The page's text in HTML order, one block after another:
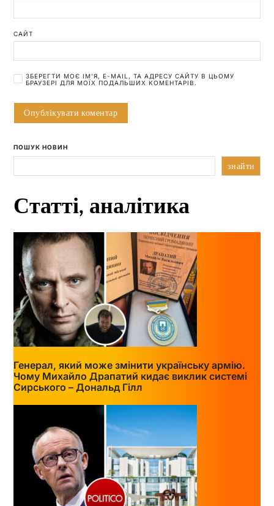
САЙТ
ЗБЕРЕГТИ МОЄ ІМ'Я, E-MAIL, ТА АДРЕСУ САЙТУ В ЦЬОМУ
БРАУЗЕРІ ДЛЯ МОЇХ ПОДАЛЬШИХ КОМЕНТАРІВ.
ПОШУК НОВИН
знайти
Статті, аналітика
Генерал, який може змінити українську армію.
Чому Михайло Драпатий кидає виклик системі
Сирського – Дональд Гілл